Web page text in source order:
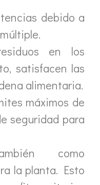
debido a
en los
satisfacen las
alimentaria.
máximos de
seguridad para
como
la planta. Esto